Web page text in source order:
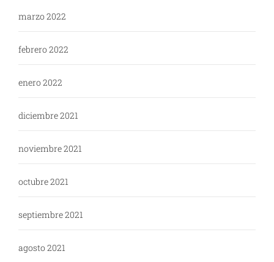
marzo 2022
febrero 2022
enero 2022
diciembre 2021
noviembre 2021
octubre 2021
septiembre 2021
agosto 2021